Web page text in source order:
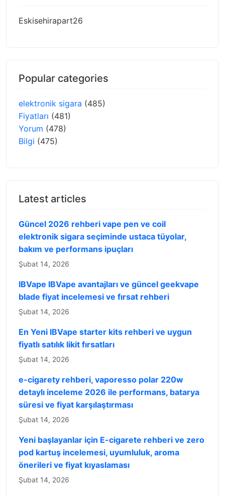
Eskisehirapart26
Popular categories
elektronik sigara (485)
Fiyatları (481)
Yorum (478)
Bilgi (475)
Latest articles
Güncel 2026 rehberi vape pen ve coil
elektronik sigara seçiminde ustaca tüyolar,
bakım ve performans ipuçları
Şubat 14, 2026
IBVape IBVape avantajları ve güncel geekvape
blade fiyat incelemesi ve fırsat rehberi
Şubat 14, 2026
En Yeni IBVape starter kits rehberi ve uygun
fiyatlı satılık likit fırsatları
Şubat 14, 2026
e-cigarety rehberi, vaporesso polar 220w
detaylı inceleme 2026 ile performans, batarya
süresi ve fiyat karşılaştırması
Şubat 14, 2026
Yeni başlayanlar için E-cigarete rehberi ve zero
pod kartuş incelemesi, uyumluluk, aroma
önerileri ve fiyat kıyaslaması
Şubat 14, 2026